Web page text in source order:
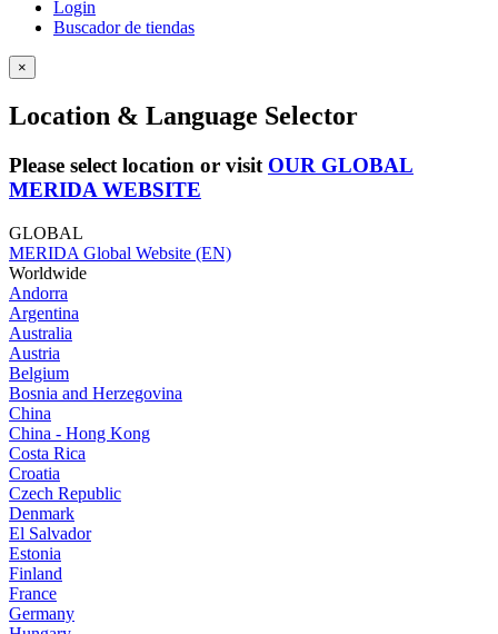
Login
Buscador de tiendas
×
Location & Language Selector
Please select location or visit OUR GLOBAL
MERIDA WEBSITE
GLOBAL
MERIDA Global Website (EN)
Worldwide
Andorra
Argentina
Australia
Austria
Belgium
Bosnia and Herzegovina
China
China - Hong Kong
Costa Rica
Croatia
Czech Republic
Denmark
El Salvador
Estonia
Finland
France
Germany